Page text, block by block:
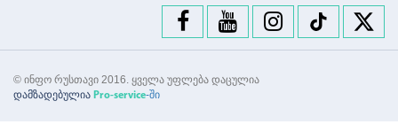
© ინფო რუსთავი 2016. ყველა უფლება დაცულია
დამზადებულია Pro-service-ში